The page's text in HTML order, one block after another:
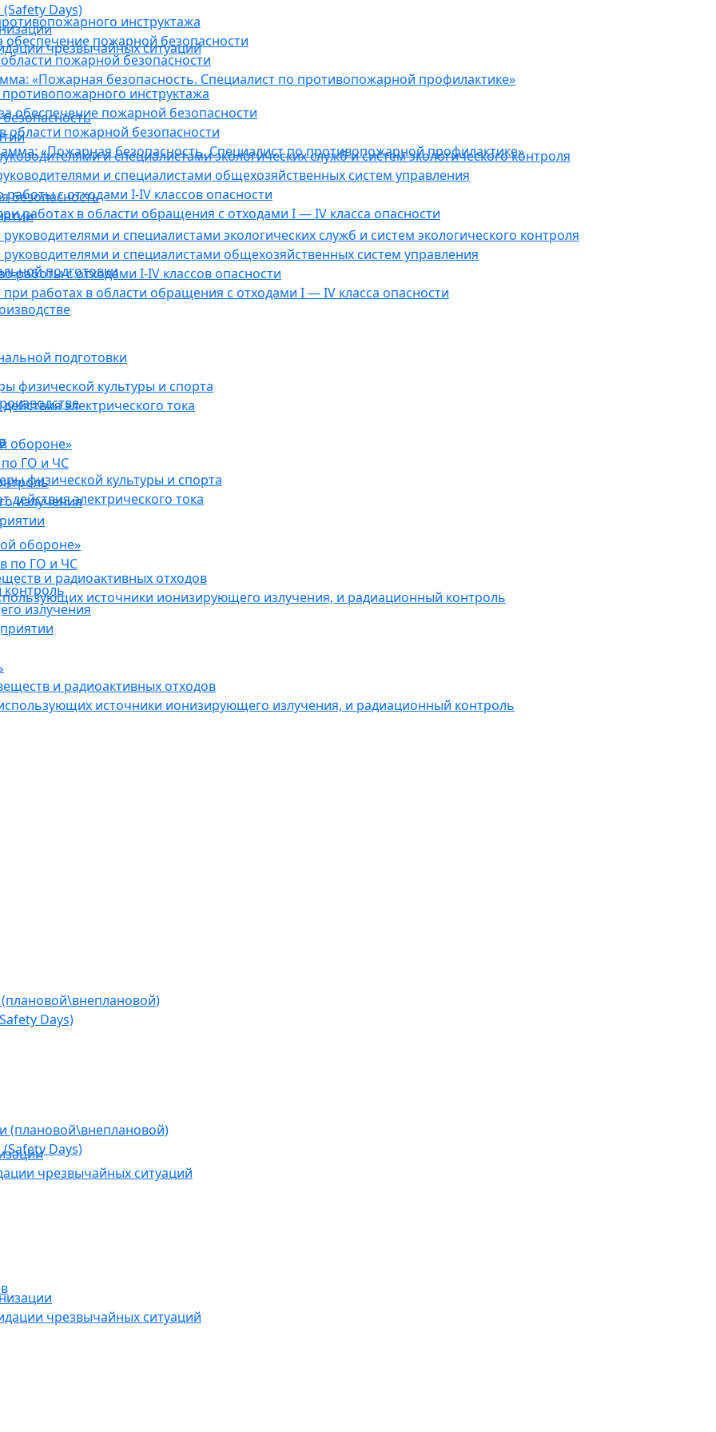
инструктажа
пожарной безопасности
пожарной безопасности
«Пожарная безопасность. Специалист по противопожарной профилактике»
и специалистами экологических служб и систем экологического контроля
и специалистами общехозяйственных систем управления
с отходами I-IV классов опасности
работах в области обращения с отходами I — IV класса опасности
подготовки
физической культуры и спорта
электрического тока
обороне»
ГО и ЧС
излучения
и радиоактивных отходов
источники ионизирующего излучения, и радиационный контроль
Days)
чрезвычайных ситуаций
Days)
чрезвычайных ситуаций
инструктажа
обеспечение пожарной безопасности
пожарной безопасности
«Пожарная безопасность. Специалист по противопожарной профилактике»
безопасность
и специалистами экологических служб и систем экологического контроля
и специалистами общехозяйственных систем управления
работы с отходами I-IV классов опасности
работах в области обращения с отходами I — IV класса опасности
подготовки
физической культуры и спорта
электрического тока
обороне»
по ГО и ЧС
контроль
излучения
и радиоактивных отходов
источники ионизирующего излучения, и радиационный контроль
(плановой\внеплановой)
Days)
чрезвычайных ситуаций